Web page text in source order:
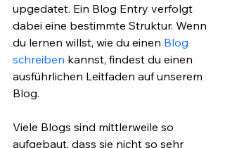
upgedatet. Ein Blog Entry verfolgt
dabei eine bestimmte Struktur. Wenn
du lernen willst, wie du einen Blog
schreiben kannst, findest du einen
ausführlichen Leitfaden auf unserem
Blog.
Viele Blogs sind mittlerweile so
aufgebaut, dass sie nicht so sehr